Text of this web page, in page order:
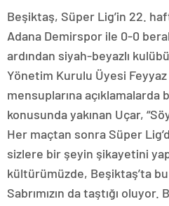
Beşiktaş, Süper Lig’in 22.
Adana Demirspor ile 0-0
ardından siyah-beyazlı
Yönetim Kurulu Üyesi Feyyaz
mensuplarına açıklamalarda
konusunda yakınan Uçar,
Her maçtan sonra Süper
sizlere bir şeyin şikayetini
kültürümüzde, Beşiktaş’ta bu
Sabrımızın da taştığı